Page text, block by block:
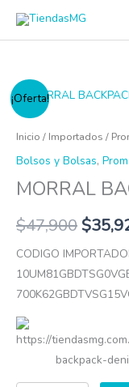
¡Oferta!
Inicio / Importados /
Bolsos y Bolsas,
MORRAL
$47,900$
CODIGO
https://
backpack-
MORRAL
BACKPACK
DENIM
cantidad